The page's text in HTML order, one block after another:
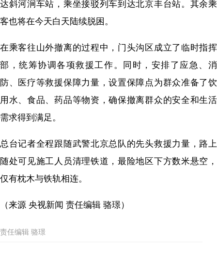
达斜河涧车站，乘坐接驳列车到达北京丰台站。其余乘
客也将在今天白天陆续脱困。
在乘客往山外撤离的过程中，门头沟区成立了临时指挥
部，统筹协调各项救援工作。同时，安排了应急、消
防、医疗等救援保障力量，设置保障点为群众准备了饮
用水、食品、药品等物资，确保撤离群众的安全和生活
需求得到满足。
总台记者全程跟随武警北京总队的先头救援力量，路上
随处可见施工人员清理铁道，最险地区下方数米悬空，
仅有枕木与铁轨相连。
（来源 央视新闻 责任编辑 骆璟）
责任编辑 骆璟